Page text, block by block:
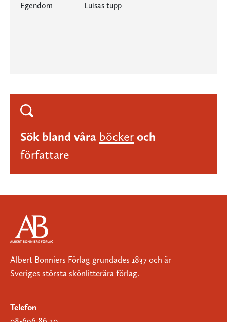
Egendom Luisas tupp
Sök bland våra böcker och
författare
Albert Bonniers Förlag grundades 1837 och är
Sveriges största skönlitterära förlag.
Telefon